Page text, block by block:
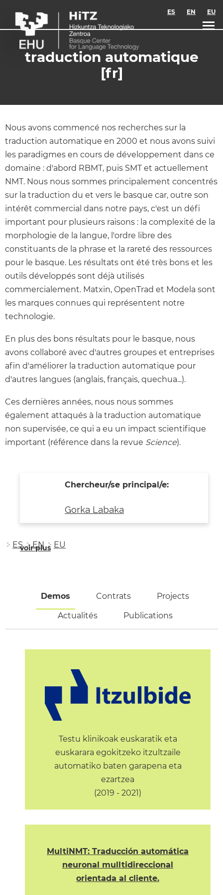
ES EN EU
traduction automatique
[fr]
Nous avons commencé nos recherches sur la
traduction automatique en 2000 et nous avons suivi
les paradigmes en cours de développement dans ce
domaine : d'abord RBMT, puis SMT et actuellement
NMT. Nous nous sommes principalement concentrés
sur la traduction du et vers le basque car, outre son
intérêt commercial dans notre pays, c'est un défi
important pour plusieurs raisons : la complexité de la
morphologie de la langue, l'ordre libre des
constituants de la phrase et la rareté des ressources
pour le basque. Les résultats ont été très bons et les
outils développés sont déjà utilisés
commercialement. Matxin, OpenTrad et Modela sont
les marques connues qui représentent notre
technologie.
En plus des bons résultats pour le basque, nous
avons collaboré avec d'autres groupes et entreprises
afin d'améliorer la traduction automatique pour
d'autres langues (anglais, français, quechua...).
Ces dernières années, nous nous sommes
également attaqués à la traduction automatique
non supervisée, ce qui a eu un impact scientifique
important (référence dans la revue Science).
Chercheur/se principal/e:
Gorka Labaka
ES EN EU
voir plus
Demos (active tab)
Contrats Projects
Actualités Publications
Testu klinikoak euskaratik eta
euskarara egokitzeko itzultzaile
automatiko baten garapena eta
ezartzea
(2019 - 2021)
MultiNMT: Traducción automática
neuronal mulltidireccional
orientada al cliente.